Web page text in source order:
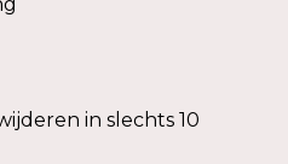
in slechts 10